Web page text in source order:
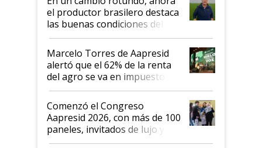
sistema productivo"
el productor brasilero destaca
las buenas condiciones del
agro argentino para invertir:
"Los veo más motivados"
Marcelo Torres de Aapresid
alertó que el 62% de la renta
del agro se va en impuestos:
"No es bueno que en
Argentina se sigan discutiendo
las mismas cosas de hace 50
años"
Comenzó el Congreso
Aapresid 2026, con más de 100
paneles, invitados de lujo y
todas las tendencias